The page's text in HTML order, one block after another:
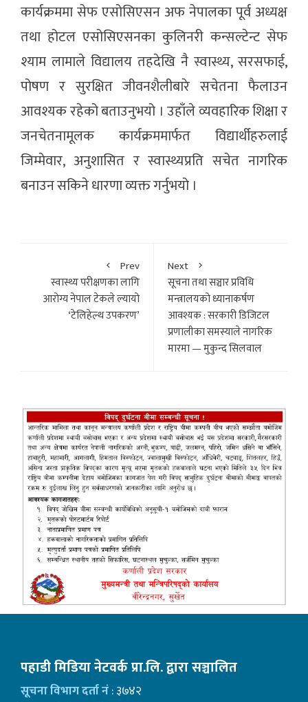
कार्यक्रममा सेफ एसोसिएसन अफ नेपालका पूर्व अध्यक्ष
तथा होटल एसोसिएसनका कुलिनरी कन्सल्टेन्ट सेफ
श्याम लामाले विद्यालय तहदेखि नै स्वास्थ्य, सरसफाई,
पोषण र सुरक्षित जीवनशैलीबारे सचेतना फैलाउन
आवश्यक रहेको बताउनुभयो । उहाँले व्यवहारिक शिक्षा र
जनचेतनामूलक कार्यक्रममार्फत विद्यार्थीहरुलाई
जिम्मेवार, अनुशासित र स्वास्थ्यप्रति सचेत नागरिक
बनाउन सकिने धारणा व्यक्त गर्नुभयो ।
Prev
स्वास्थ्य परीक्षणका लागि
आरोग्य नेपाल टेकले ल्यायो
‘टेलिहेल्थ उपकरण’
Next
सूचना तथा सञ्चार प्रविधि
मन्त्रालयको ध्यानाकर्षण
आवश्यक : सरकारी डिजिटल
प्रणालीका समस्याले नागरिक
मारमा — मुकुन्द सिलवाल
पहाडी मिडिया नेटवर्क प्रा.लि. द्वारा सञ्चालित
सूचना विभाग दर्ता नं: ३७४२